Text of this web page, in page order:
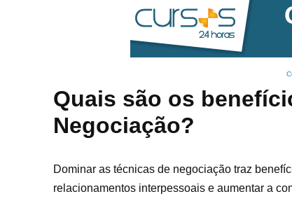
Quais são os
Negociação?
Dominar as técnicas de negociação traz
relacionamentos interpessoais e aumentar a